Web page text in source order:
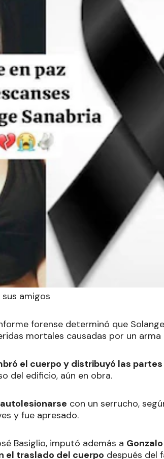
amigos
forense determinó que
mortales causadas por un arma
el cuerpo y distribuyó las
del edificio, aún en obra.
con un serrucho,
y fue apresado.
Basiglio, imputó además a
el traslado del cuerpo después del